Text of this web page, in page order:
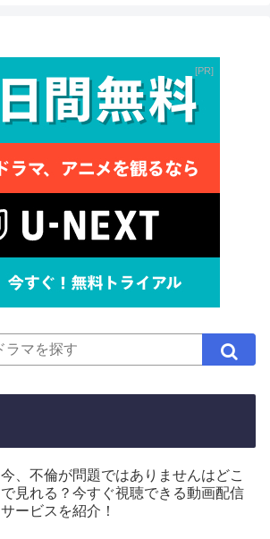
PR
今、不倫が問題ではありませんはどこ
で見れる？今すぐ視聴できる動画配信
サービスを紹介！